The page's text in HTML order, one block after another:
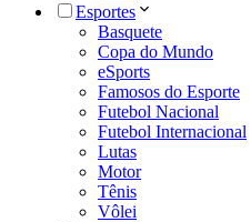
Esportes
Basquete
Copa do Mundo
eSports
Famosos do Esporte
Futebol Nacional
Futebol Internacional
Lutas
Motor
Tênis
Vôlei